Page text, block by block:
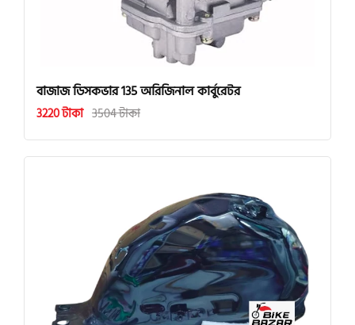
বাজাজ ডিসকভার 135 অরিজিনাল কার্বুরেটর
3220 টাকা 3504 টাকা